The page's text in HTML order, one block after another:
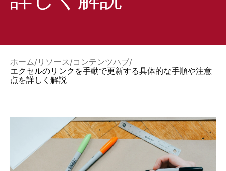
ホーム リソース コンテンツハブ
エクセルのリンクを手動で更新する具体的な手順や注意
点を詳しく解説